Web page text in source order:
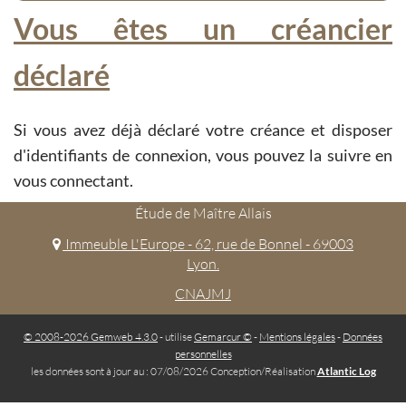
Vous êtes un créancier
déclaré
Si vous avez déjà déclaré votre créance et disposer
d'identifiants de connexion, vous pouvez la suivre en
vous connectant.
Étude de Maître Allais
Immeuble L'Europe - 62, rue de Bonnel - 69003
Lyon.
CNAJMJ
© 2008-2026 Gemweb 4.3.0- utiliseGemarcur © - Mentions légales- Données
personnelles
les données sont à jour au : 07/08/2026 Conception/RéalisationAtlantic Log